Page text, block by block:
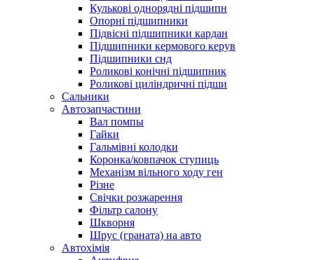
Кулькові однорядні підшипн
Опорні підшипники
Підвісні підшипники кардан
Підшипники кермового керув
Підшипники снд
Роликові конічні підшипник
Роликові циліндричні підши
Сальники
Автозапчастини
Вал помпы
Гайки
Гальмівні колодки
Коронка/ковпачок ступиць
Механізм вільного ходу ген
Різне
Свічки розжарення
Фільтр салону
Шкворня
Шрус (граната) на авто
Автохімія